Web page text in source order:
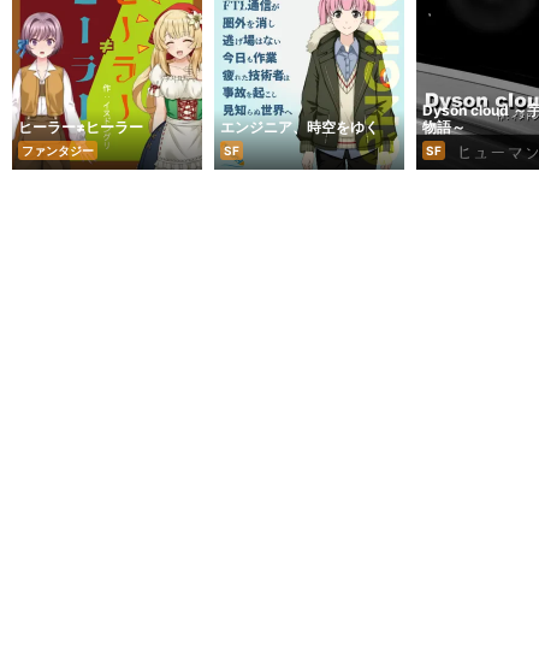
ヒーラー≠ヒーラー
ファンタジー
エンジニア、時空をゆく
SF
Dyson cloud ～宇宙の上京
物語～
SF